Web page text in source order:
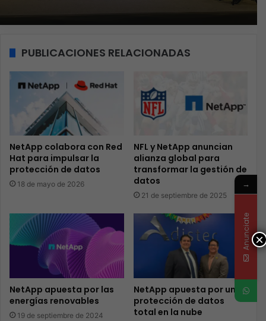
PUBLICACIONES RELACIONADAS
NetApp colabora con Red
Hat para impulsar la
protección de datos
18 de mayo de 2026
NFL y NetApp anuncian
alianza global para
transformar la gestión de
datos
21 de septiembre de 2025
NetApp apuesta por las
energías renovables
19 de septiembre de 2024
NetApp apuesta por una
protección de datos
total en la nube
×
→
Anunciate